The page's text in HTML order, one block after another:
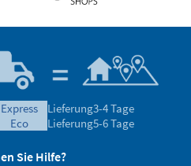
express
eco
Lieferung3-4 Tage
Lieferung5-6 Tage
Sie Hilfe?